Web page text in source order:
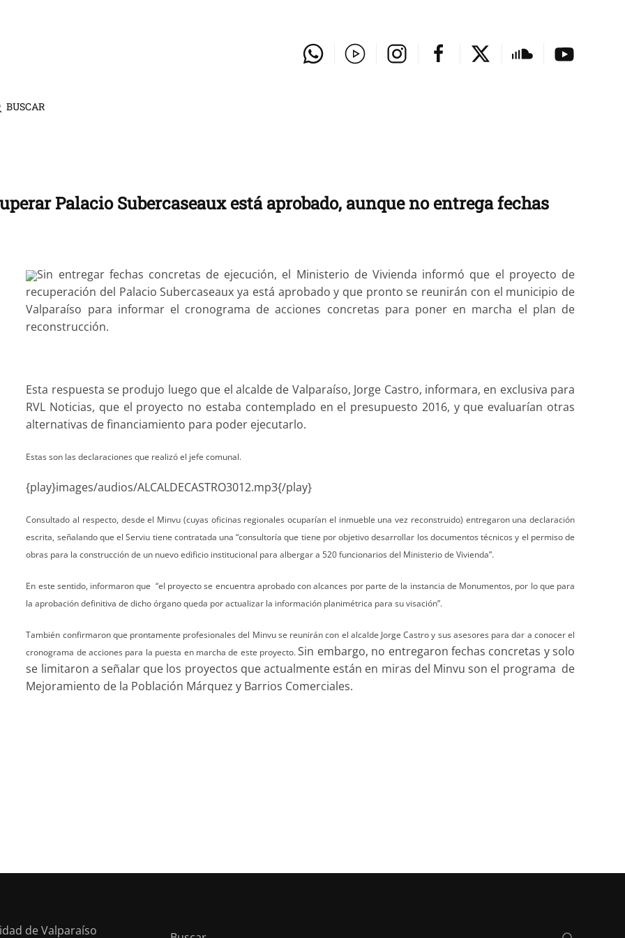
BUSCAR
Palacio Subercaseaux está aprobado, aunque no entrega fechas
Sin entregar fechas concretas de ejecución, el Ministerio de Vivienda informó que el proyecto de
recuperación del Palacio Subercaseaux ya está aprobado y que pronto se reunirán con el municipio de
Valparaíso para informar el cronograma de acciones concretas para poner en marcha el plan de
reconstrucción.
Esta respuesta se produjo luego que el alcalde de Valparaíso, Jorge Castro, informara, en exclusiva para
RVL Noticias, que el proyecto no estaba contemplado en el presupuesto 2016, y que evaluarían otras
alternativas de financiamiento para poder ejecutarlo.
Estas son las declaraciones que realizó el jefe comunal.
{play}images/audios/ALCALDECASTRO3012.mp3{/play}
Consultado al respecto, desde el Minvu (cuyas oficinas regionales ocuparían el inmueble una vez reconstruido) entregaron una declaración
escrita, señalando que el Serviu tiene contratada una “consultoría que tiene por objetivo desarrollar los documentos técnicos y el permiso de
obras para la construcción de un nuevo edificio institucional para albergar a 520 funcionarios del Ministerio de Vivienda”.
En este sentido, informaron que “el proyecto se encuentra aprobado con alcances por parte de la instancia de Monumentos, por lo que para
la aprobación definitiva de dicho órgano queda por actualizar la información planimétrica para su visación”.
También confirmaron que prontamente profesionales del Minvu se reunirán con el alcalde Jorge Castro y sus asesores para dar a conocer el
cronograma de acciones para la puesta en marcha de este proyecto.Sin embargo, no entregaron fechas concretas y solo
se limitaron a señalar que los proyectos que actualmente están en miras del Minvu son el programa de
Mejoramiento de la Población Márquez y Barrios Comerciales.
de Valparaíso